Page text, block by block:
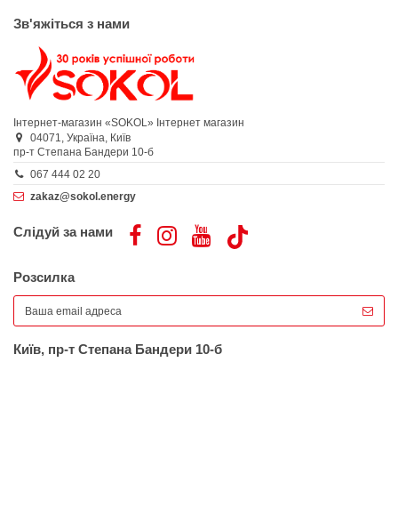
Зв'яжіться з нами
Інтернет-магазин «SOKOL» Інтернет магазин
04071, Україна, Київ
пр-т Степана Бандери 10-б
067 444 02 20
zakaz@sokol.energy
Слідуй за нами
Розсилка
Київ, пр-т Степана Бандери 10-б